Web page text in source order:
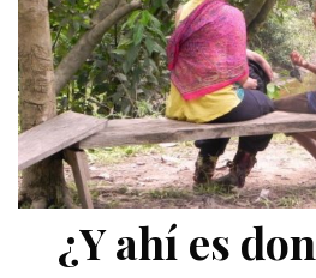
¿Y ahí es